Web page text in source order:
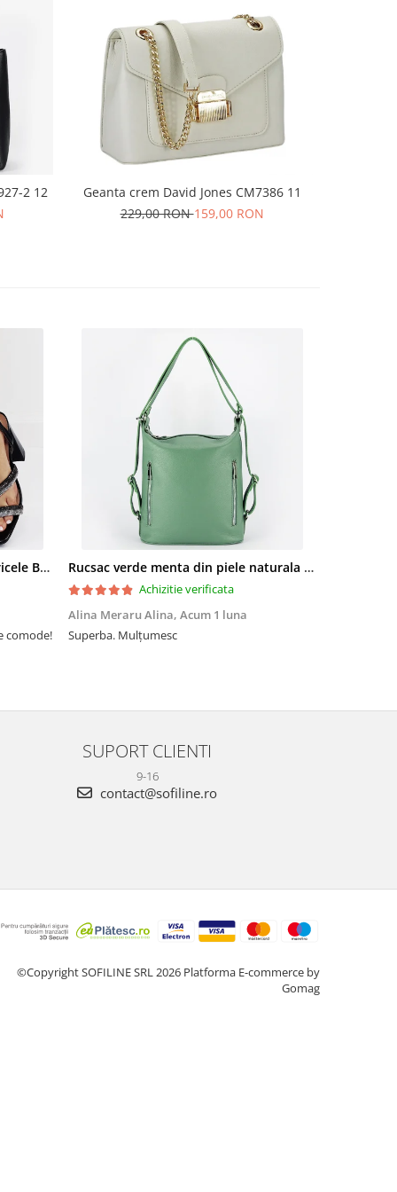
2 12
Geanta crem David Jones CM7386 11
229,00 RON159,00 RON
Sandale elegante negre cu pietricele BZF8778 M12
comode!
Rucsac verde menta din piele naturala 2 in 1 Lucia 121
Achizitie verificata
Alina Meraru Alina, Acum 1 luna
Superba. Mulțumesc
SUPORT CLIENTI
9-16
contact@sofiline.ro
©Copyright SOFILINE SRL 2026 Platforma E-commerce by
Gomag